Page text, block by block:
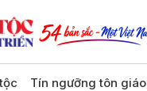
Tín ngưỡng tôn giáo